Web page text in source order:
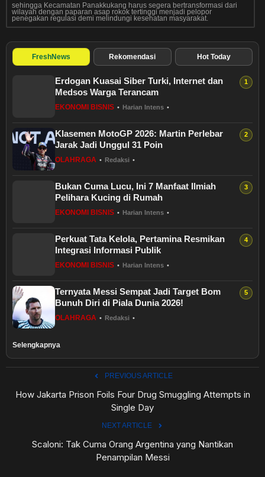
sehingga Kecamatan Panakkukang harus segera bertransformasi dari
wilayah dengan paparan asap rokok tertinggi menjadi pelopor
penegakan regulasi demi melindungi kesehatan masyarakat.
FreshNews Rekomendasi Hot Today
Erdogan Kuasai Siber Turki, Internet dan
Medsos Warga Terancam
EKONOMI BISNIS • Harian Intens •
Klasemen MotoGP 2026: Martin Perlebar
Jarak Jadi Unggul 31 Poin
OLAHRAGA • Redaksi •
Bukan Cuma Lucu, Ini 7 Manfaat Ilmiah
Pelihara Kucing di Rumah
EKONOMI BISNIS • Harian Intens •
Perkuat Tata Kelola, Pertamina Resmikan
Integrasi Informasi Publik
EKONOMI BISNIS • Harian Intens •
Ternyata Messi Sempat Jadi Target Bom
Bunuh Diri di Piala Dunia 2026!
OLAHRAGA • Redaksi •
Selengkapnya
PREVIOUS ARTICLE
How Jakarta Prison Foils Four Drug Smuggling Attempts in
Single Day
NEXT ARTICLE
Scaloni: Tak Cuma Orang Argentina yang Nantikan
Penampilan Messi